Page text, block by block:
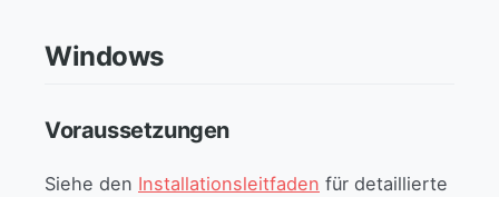
Windows
Voraussetzungen
Siehe den Installationsleitfaden für detaillierte